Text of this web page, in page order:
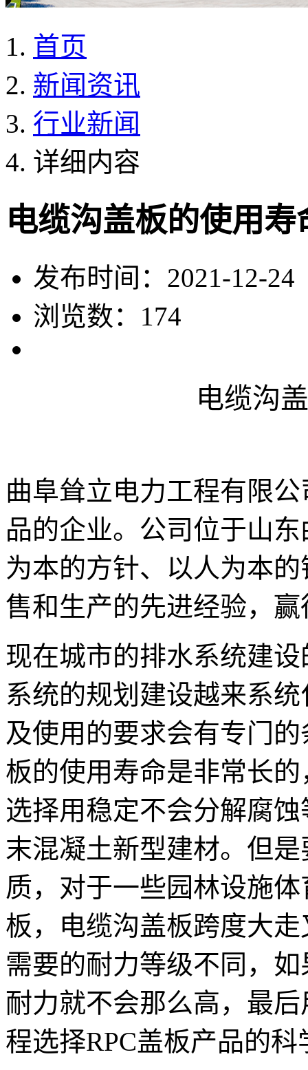
首页
新闻资讯
行业新闻
详细内容
电缆沟盖板的使用寿
发布时间：2021-12-24
浏览数： 174
电缆沟
曲阜耸立电力工程有限
品的企业。公司位于山
为本的方针、以人为本
售和生产的先进经验，
现在城市的排水系统建
系统的规划建设越来系
及使用的要求会有专门
板的使用寿命是非常长
选择用稳定不会分解腐
末混凝土新型建材。但
质，对于一些园林设施
板，电缆沟盖板跨度大
需要的耐力等级不同，
耐力就不会那么高，最
程选择RPC盖板产品的